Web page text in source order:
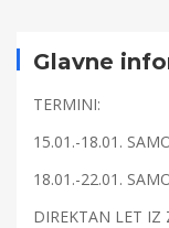
11-Glavne
TERMINI:
15.01.-18.01.
18.01.-22.01.
DIREKTAN LET IZ